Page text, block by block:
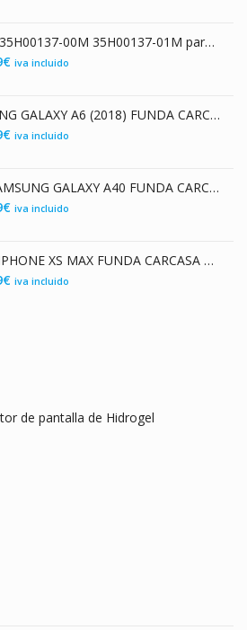
es:
2.49€.
✅Batería 35H00137-00M 35H00137-01M para HTC G9 HD Mini T5555 Aria Gratia Liberty Photon
€El
es:
2.99€.
iva incluido
💥SAMSUNG GALAXY A6 (2018) FUNDA CARCASA DOBLE DE GEL TPU 360º
€El
es:
2.99€.
iva incluido
⭐PARA SAMSUNG GALAXY A40 FUNDA CARCASA DE GEL TPU MATE NEGRA
€El
es:
2.99€.
iva incluido
💥APPLE IPHONE XS MAX FUNDA CARCASA TRANSPARENTE DOBLE CON PROTECCION 360º
€Eliva incluido
de pantalla de Hidrogel